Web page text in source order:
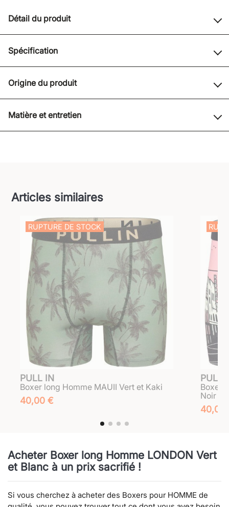
Détail du produit
Spécification
Origine du produit
Matière et entretien
Articles similaires
RUPTURE DE STOCK
PULL IN
Boxer long Homme MAUII Vert et Kaki
40,00 €
PULL
Boxer
Noir
40,00
Acheter Boxer long Homme LONDON Vert
et Blanc à un prix sacrifié !
Si vous cherchez à acheter des Boxers pour HOMME de